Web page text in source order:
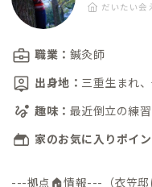
だいたい会
職業： 鍼灸師
出身地： 三重生まれ
趣味： 最近倒立の練
家のお気に入りポイン
---拠点🏠情報--- （衣笠